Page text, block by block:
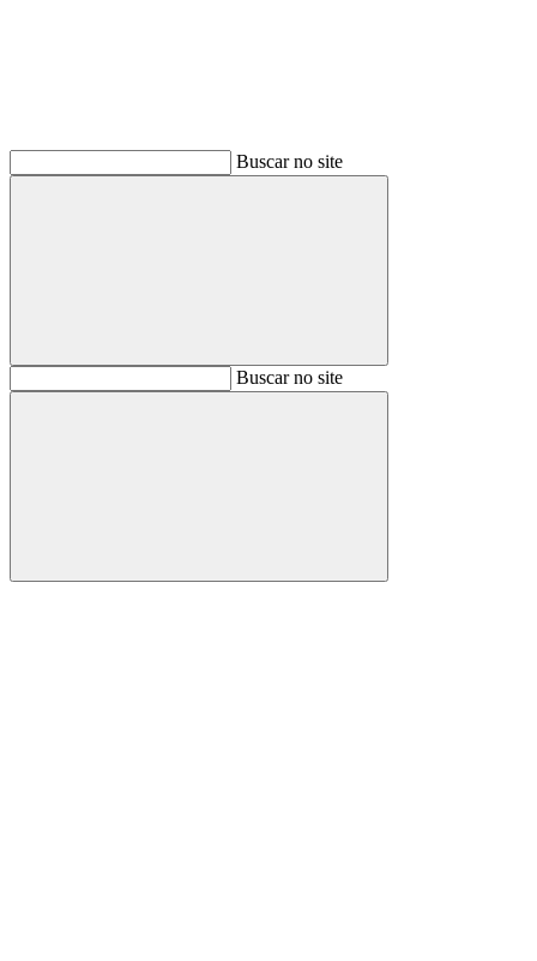
Buscar no site
BuscarBuscar no site
Buscar